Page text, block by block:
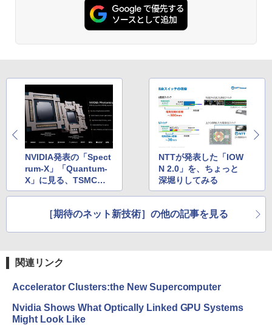
NVIDIA発表の「Spect
rum-X」「Quantum-
X」に見る、TSMCの
光電融合パッケージ技
NTTが発表した「IOW
N 2.0」を、ちょっと
深堀りしてみる
［期待のネット新技術］の他の記事を見る
関連リンク
Accelerator Clusters:the New Supercomputer
Nvidia Shows What Optically Linked GPU Systems
Might Look Like